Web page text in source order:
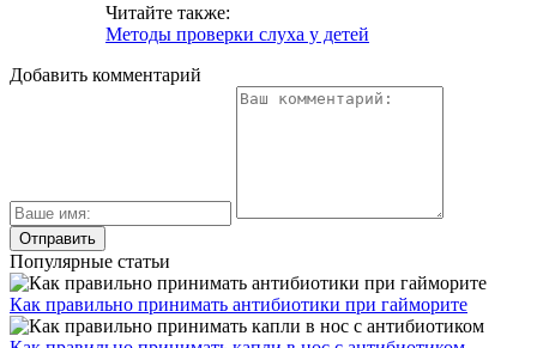
Читайте также:
Методы проверки слуха у детей
Добавить комментарий
Популярные статьи
Как правильно принимать антибиотики при гайморите